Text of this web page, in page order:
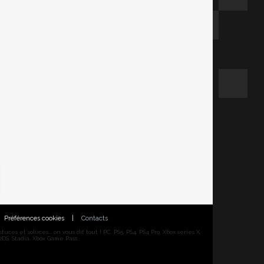
Préférences cookies Contacts
et soluces... on vous dit tout ! PC, PS5, PS4, PS4 Pro, Xbox series X,
Stadia, Xbox Game Pass...